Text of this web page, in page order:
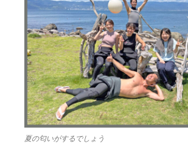
夏の匂いがするでしょう